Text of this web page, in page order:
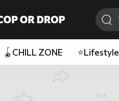
🪀CHILL ZONE ⭐Lifestyle